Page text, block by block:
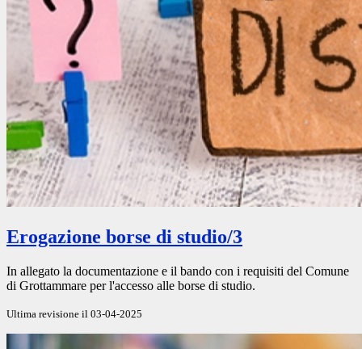
Erogazione borse di studio/3
In allegato la documentazione e il bando con i requisiti del Comune
di Grottammare per l'accesso alle borse di studio.
Ultima revisione il 03-04-2025